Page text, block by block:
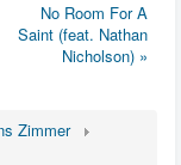
No Room For A
Saint (feat. Nathan
Nicholson) »
Zimmer